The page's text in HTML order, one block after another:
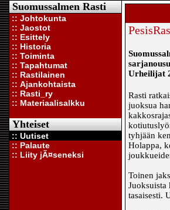
Suomussalmen Rasti
:: Johtokunta
:: Jaostot
:: Esittely
:: Historia
:: Toiminta
:: Tapahtumat
:: Rastilainen
:: Ajankohtaista
:: Rasti_ry
:: Materiaalisalkku
Yhteiset
:: Uutiset
:: Palaute
:: Liity jÃ¤seneksi
Urheilijat
Rasti
juoksua
tyhjään
Holappa,
Toinen
Juoksuista
tasaisesti.